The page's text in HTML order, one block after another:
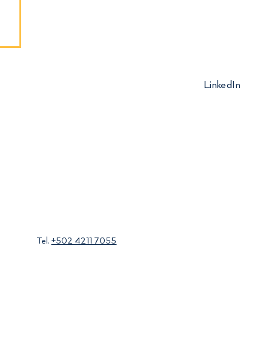
LinkedIn
Tel. +502 4211 7055